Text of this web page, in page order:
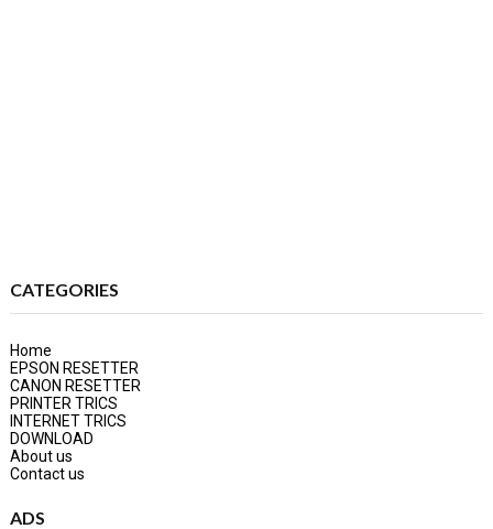
CATEGORIES
Home
EPSON RESETTER
CANON RESETTER
PRINTER TRICS
INTERNET TRICS
DOWNLOAD
About us
Contact us
ADS